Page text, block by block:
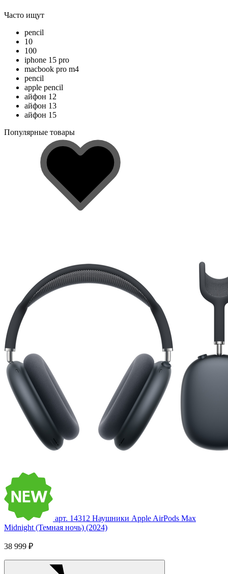
Часто ищут
pencil
10
100
iphone 15 pro
macbook pro m4
pencil
apple pencil
айфон 12
айфон 13
айфон 15
Популярные товары
арт. 14312 Наушники Apple AirPods Max
Midnight (Темная ночь) (2024)
38 999 ₽